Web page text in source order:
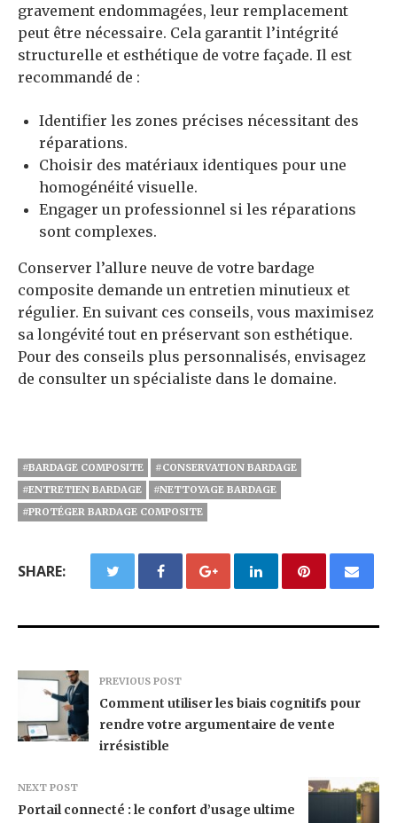
gravement endommagées, leur remplacement
peut être nécessaire. Cela garantit l’intégrité
structurelle et esthétique de votre façade. Il est
recommandé de :
Identifier les zones précises nécessitant des
réparations.
Choisir des matériaux identiques pour une
homogénéité visuelle.
Engager un professionnel si les réparations
sont complexes.
Conserver l’allure neuve de votre bardage
composite demande un entretien minutieux et
régulier. En suivant ces conseils, vous maximisez
sa longévité tout en préservant son esthétique.
Pour des conseils plus personnalisés, envisagez
de consulter un spécialiste dans le domaine.
#BARDAGE COMPOSITE
#CONSERVATION BARDAGE
#ENTRETIEN BARDAGE
#NETTOYAGE BARDAGE
#PROTÉGER BARDAGE COMPOSITE
SHARE:
PREVIOUS POST
Comment utiliser les biais cognitifs pour
rendre votre argumentaire de vente
irrésistible
NEXT POST
Portail connecté : le confort d’usage ultime